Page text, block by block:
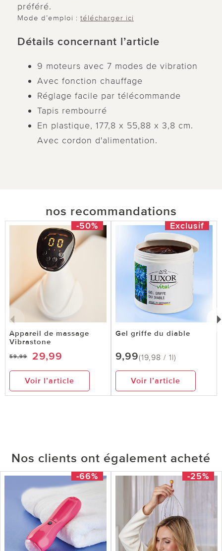
préféré.
Mode d’emploi : télécharger ici
Détails concernant l’article
9 moteurs avec 7 modes de vibration
Avec fonction chauffage
Réglage facile par télécommande
Tapis rembourré
En plastique, 177,8 x 55,88 x 3,8 cm.
Avec cordon d'alimentation.
nos recommandations
-50%
Appareil de massage
Vibrastone
59,99 29,99
Voir l’article
Exclusif
Gel griffe du diable
9,99(19,98 / 1l)
Voir l’article
Nos clients ont également acheté
-66% -25%